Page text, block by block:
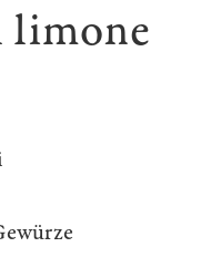
limone